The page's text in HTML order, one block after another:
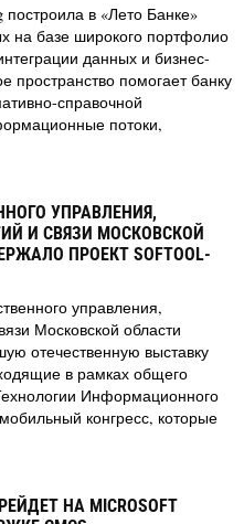
в «Лето Банке»
на базе широкого портфолио
данных и бизнес-
помогает банку
справочной
потоки,
УПРАВЛЕНИЯ,
И СВЯЗИ МОСКОВСКОЙ
ПРОЕКТ SOFTOOL-
управления,
Московской области
отечественную выставку
в рамках общего
Информационного
конгресс, которые
НА MICROSOFT